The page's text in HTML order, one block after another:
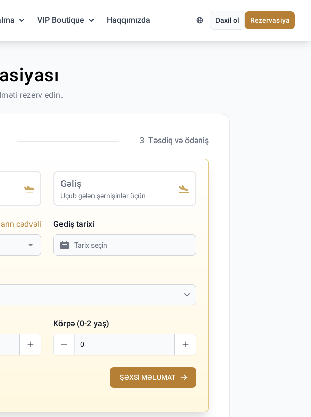
Daxil ol Rezervasiya
VIP Boutique Haqqımızda
rezerv edin.
3 Təsdiq və ödəniş
Gəliş
Uçub gələn şərnişinlər üçün
cədvəli Gediş tarixi
Körpə (0-2 yaş)
ŞƏXSI MƏLUMAT